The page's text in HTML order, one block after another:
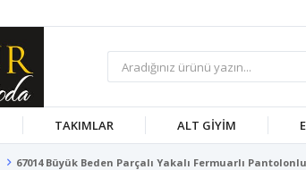
TAKIMLAR ALT GİYİM
67014 Büyük Beden Parçalı Yakalı Fermuarlı